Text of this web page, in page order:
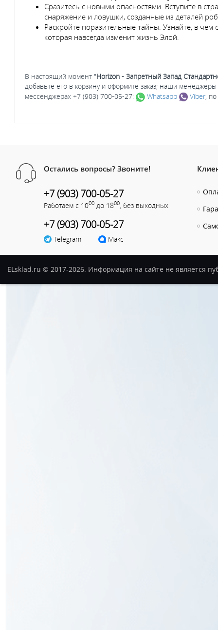
Сразитесь с новыми опасностями. Вступите в
снаряжение и ловушки, созданные из деталей
Раскройте поразительные тайны. Узнайте, в чем
которая навсегда изменит жизнь Элой.
В настоящий момент "Horizon - Запретный Запад
добавьте его в корзину и оформите заказ; наши
мессенджерах +7 (903) 700-05-27:
Whatsapp Viber,
Остались вопросы? Звоните!
+7 (903) 700-05-27
Работаем с 1000 до 1800 , без выходных
+7 (903) 700-05-27
Telegram Макс
ELsklad.ru © 2017-2026. Информация на сайте не является